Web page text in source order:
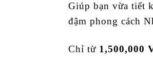
Giúp bạn vừa tiết
đậm phong cách
Chỉ từ 1,500,000